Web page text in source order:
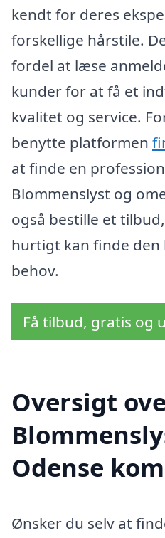
kendt for deres
forskellige hårstile.
fordel at læse
kunder for at få et
kvalitet og service.
benytte platformen
at finde en
Blommenslyst og
også bestille et
hurtigt kan finde
behov.
Få tilbud, gratis og
Oversigt
Odense
Ønsker du selv at